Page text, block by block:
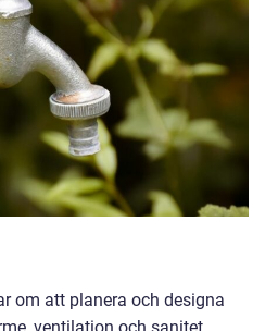
om att planera och designa